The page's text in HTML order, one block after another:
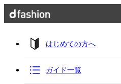
はじめての方へ
ガイド一覧